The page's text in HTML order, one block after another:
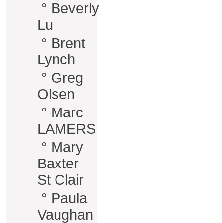
° Beverly
Lu
° Brent
Lynch
° Greg
Olsen
° Marc
LAMERS
° Mary
Baxter
St Clair
° Paula
Vaughan